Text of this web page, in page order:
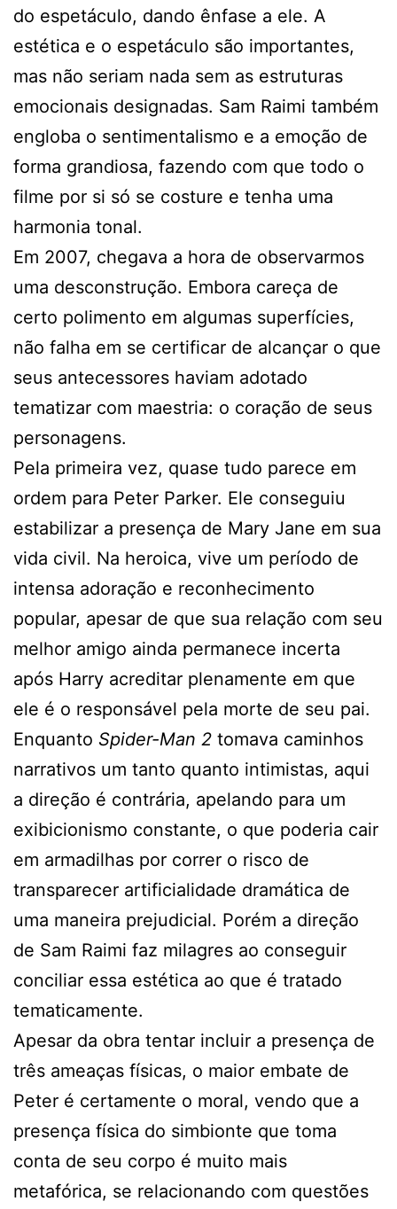
do espetáculo, dando ênfase a ele. A
estética e o espetáculo são importantes,
mas não seriam nada sem as estruturas
emocionais designadas. Sam Raimi também
engloba o sentimentalismo e a emoção de
forma grandiosa, fazendo com que todo o
filme por si só se costure e tenha uma
harmonia tonal.
Em 2007, chegava a hora de observarmos
uma desconstrução. Embora careça de
certo polimento em algumas superfícies,
não falha em se certificar de alcançar o que
seus antecessores haviam adotado
tematizar com maestria: o coração de seus
personagens.
Pela primeira vez, quase tudo parece em
ordem para Peter Parker. Ele conseguiu
estabilizar a presença de Mary Jane em sua
vida civil. Na heroica, vive um período de
intensa adoração e reconhecimento
popular, apesar de que sua relação com seu
melhor amigo ainda permanece incerta
após Harry acreditar plenamente em que
ele é o responsável pela morte de seu pai.
Enquanto Spider-Man 2 tomava caminhos
narrativos um tanto quanto intimistas, aqui
a direção é contrária, apelando para um
exibicionismo constante, o que poderia cair
em armadilhas por correr o risco de
transparecer artificialidade dramática de
uma maneira prejudicial. Porém a direção
de Sam Raimi faz milagres ao conseguir
conciliar essa estética ao que é tratado
tematicamente.
Apesar da obra tentar incluir a presença de
três ameaças físicas, o maior embate de
Peter é certamente o moral, vendo que a
presença física do simbionte que toma
conta de seu corpo é muito mais
metafórica, se relacionando com questões